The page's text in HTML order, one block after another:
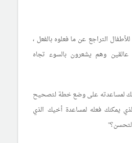
التراجع عن ما فعلوه بالفعل ،
عالقين وهم يشعرون بالسوء تجاه
لمساعدته على وضع خطة لتصحيح
يمكنك فعله لمساعدة أخيك الذي